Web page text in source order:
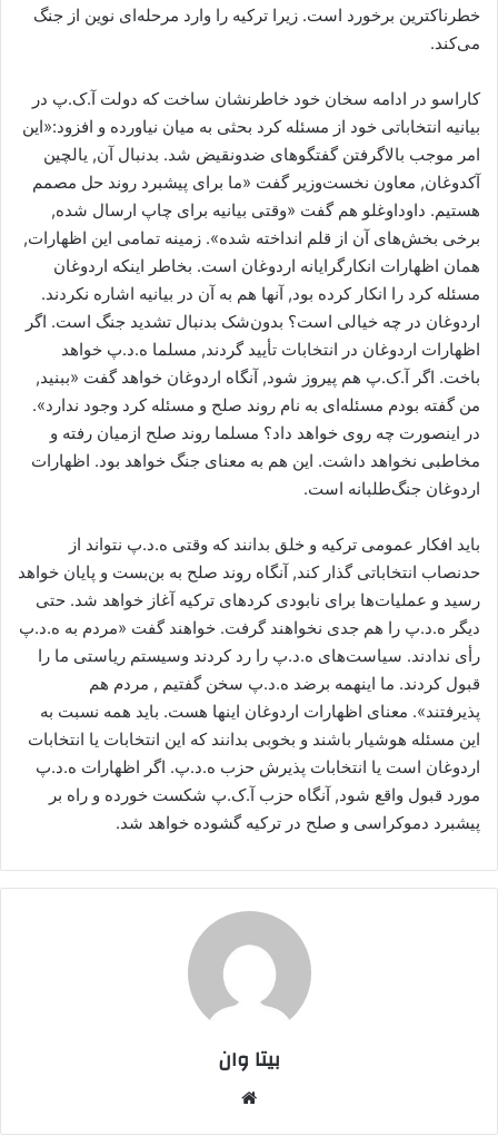
خطرناکترین برخورد است. زیرا ترکیه را وارد مرحله‌ای نوین از جنگ
می‌کند.
کاراسو در ادامه سخان خود خاطرنشان ساخت که دولت آ.ک.پ در
بیانیه انتخاباتی خود از مسئله کرد بحثی به میان نیاورده و افزود:«این
امر موجب بالاگرفتن گفتگوهای ضدونقیض شد. بدنبال آن, یالچین
آکدوغان, معاون نخست‌وزیر گفت «ما برای پیشبرد روند حل مصمم
هستیم. داوداوغلو هم گفت «وقتی بیانیه برای چاپ ارسال شده,
برخی بخش‌های آن از قلم انداخته شده». زمینه تمامی این اظهارات,
همان اظهارات انکارگرایانه اردوغان است. بخاطر اینکه اردوغان
مسئله کرد را انکار کرده بود, آنها هم به آن در بیانیه اشاره نکردند.
اردوغان در چه خیالی است؟ بدون‌شک بدنبال تشدید جنگ است. اگر
اظهارات اردوغان در انتخابات تأیید گردند, مسلما ه.د.پ خواهد
باخت. اگر آ.ک.پ هم پیروز شود, آنگاه اردوغان خواهد گفت «ببنید,
من گفته بودم مسئله‌ای به نام روند صلح و مسئله کرد وجود ندارد».
در اینصورت چه روی خواهد داد؟ مسلما روند صلح ازمیان رفته و
مخاطبی نخواهد داشت. این هم به معنای جنگ خواهد بود. اظهارات
اردوغان جنگ‌طلبانه است.
باید افکار عمومی ترکیه و خلق بدانند که وقتی ه.د.پ نتواند از
حدنصاب انتخاباتی گذار کند, آنگاه روند صلح به بن‌بست و پایان خواهد
رسید و عملیات‌ها برای نابودی کردهای ترکیه آغاز خواهد شد. حتی
دیگر ه.د.پ را هم جدی نخواهند گرفت. خواهند گفت «مردم به ه.د.پ
رأی ندادند. سیاست‌های ه.د.پ را رد کردند وسیستم ریاستی ما را
قبول کردند. ما اینهمه برضد ه.د.پ سخن گفتیم , مردم هم
پذیرفتند». معنای اظهارات اردوغان اینها هست. باید همه نسبت به
این مسئله هوشیار باشند و بخوبی بدانند که این انتخابات یا انتخابات
اردوغان است یا انتخابات پذیرش حزب ه.د.پ. اگر اظهارات ه.د.پ
مورد قبول واقع شود, آنگاه حزب آ.ک.پ شکست خورده و راه بر
پیشبرد دموکراسی و صلح در ترکیه گشوده خواهد شد.
بیتا وان